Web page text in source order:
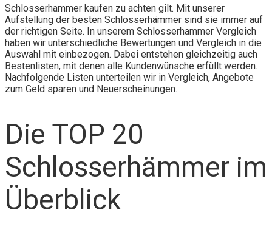
Schlosserhammer kaufen zu achten gilt. Mit unserer
Aufstellung der besten Schlosserhämmer sind sie immer auf
der richtigen Seite. In unserem Schlosserhammer Vergleich
haben wir unterschiedliche Bewertungen und Vergleich in die
Auswahl mit einbezogen. Dabei entstehen gleichzeitig auch
Bestenlisten, mit denen alle Kundenwünsche erfüllt werden.
Nachfolgende Listen unterteilen wir in Vergleich, Angebote
zum Geld sparen und Neuerscheinungen.
Die TOP 20
Schlosserhämmer im
Überblick